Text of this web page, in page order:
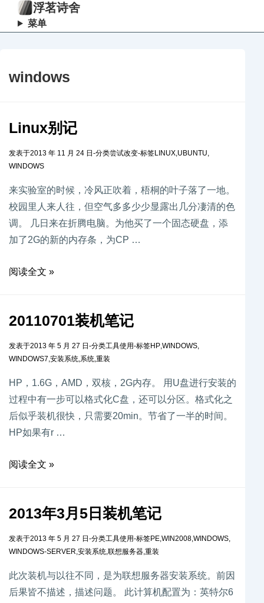
浮茗诗舍
菜单
windows
Linux别记
发表于2013 年 11 月 24 日 -分类尝试改变-标签LINUX,UBUNTU,
WINDOWS
来实验室的时候，冷风正吹着，梧桐的叶子落了一地。
校园里人来人往，但空气多多少少显露出几分凄清的色
调。 几日来在折腾电脑。为他买了一个固态硬盘，添
加了2G的新的内存条，为CP …
阅读全文 »
20110701装机笔记
发表于2013 年 5 月 27 日 -分类工具使用-标签HP,WINDOWS,
WINDOWS7,安装系统,系统,重装
HP，1.6G，AMD，双核，2G内存。 用U盘进行安装的
过程中有一步可以格式化C盘，还可以分区。格式化之
后似乎装机很快，只需要20min。节省了一半的时间。
HP如果有r …
阅读全文 »
2013年3月5日装机笔记
发表于2013 年 5 月 27 日 -分类工具使用-标签PE,WIN2008,WINDOWS,
WINDOWS-SERVER,安装系统,联想服务器,重装
此次装机与以往不同，是为联想服务器安装系统。前因
后果皆不描述，描述问题。 此计算机配置为：英特尔6